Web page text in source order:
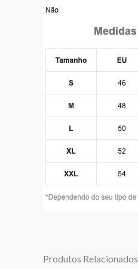
Produtos Relacionados